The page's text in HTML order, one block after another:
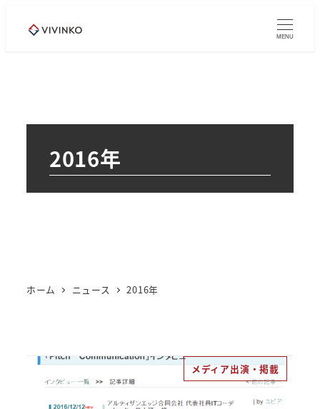
MENU
2016年
ホーム ニュース 2016年
メディア出演・掲載